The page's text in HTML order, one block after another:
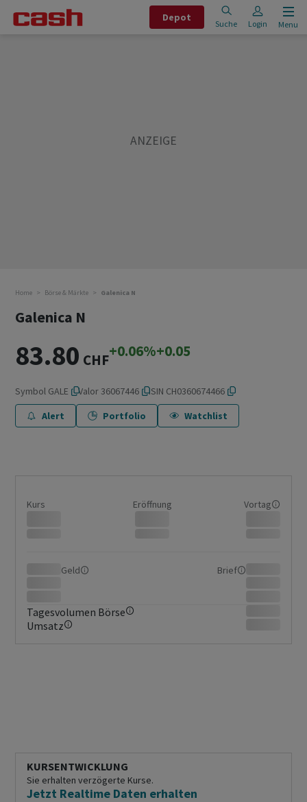
Depot
Suche Login Menu
Home Börse & Märkte Galenica N
Galenica N
83.80 CHF+0.06%+0.05
Symbol GALE Valor 36067446 ISIN CH0360674466
Alert
Portfolio Watchlist
Kurs Eröffnung Vortag
Geld Brief
Tagesvolumen Börse
Umsatz
KURSENTWICKLUNG
Sie erhalten verzögerte Kurse.
Jetzt Realtime Daten erhalten